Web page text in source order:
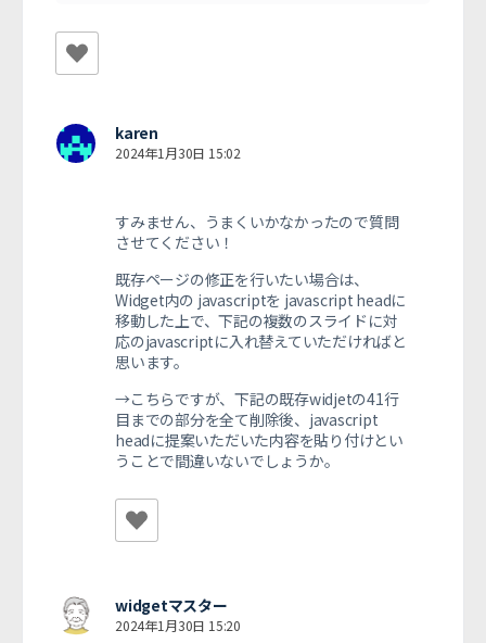
karen
2024年1月30日 15:02
すみません、うまくいかなかったので質問
させてください！
既存ページの修正を行いたい場合は、
Widget内の javascriptを javascript headに
移動した上で、下記の複数のスライドに対
応のjavascriptに入れ替えていただければと
思います。
→こちらですが、下記の既存widjetの41行
目までの部分を全て削除後、javascript
headに提案いただいた内容を貼り付けとい
うことで間違いないでしょうか。
widgetマスター
2024年1月30日 15:20